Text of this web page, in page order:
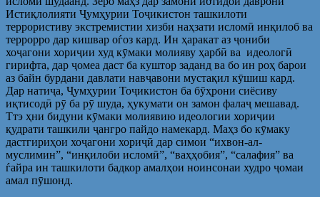
Истиқлолияти Ҷумҳурии Тоҷикистон ташкилоти
террористиву экстремистии хизби наҳзати исломӣ инқилоб ва
террорро дар кишвар оѓоз кард. Ин ҳаракат аз ҷониби
хоҷагони хориҷии худ кӯмаки молияву ҳарбӣ ва идеологӣ
гирифта, дар ҷомеа даст ба куштор заданд ва бо ин роҳ барои
аз байн бурдани давлати навҷавони мустақил кӯшиш кард.
Дар натиҷа, Ҷумҳурии Тоҷикистон ба бӯҳрони сиёсиву
иқтисодӣ рӯ ба рӯ шуда, ҳукумати он замон фалаҷ мешавад.
Ттэ ҳни бидуни кӯмаки молиявию идеологии хориҷии
қудрати ташкили ҷангро пайдо намекард. Маҳз бо кӯмаку
дастгириҳои хоҷагони хориҷӣ дар симои “ихвон-ал-
муслимин”, “инқилоби исломӣ”, “ваҳҳобия”, “салафия” ва
ѓайра ин ташкилоти бадкор амалҳои ноинсонаи худро ҷомаи
амал пӯшонд.